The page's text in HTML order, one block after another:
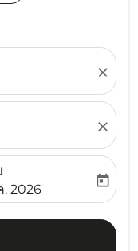
close
close
labelreturn-date-
. 2026
today